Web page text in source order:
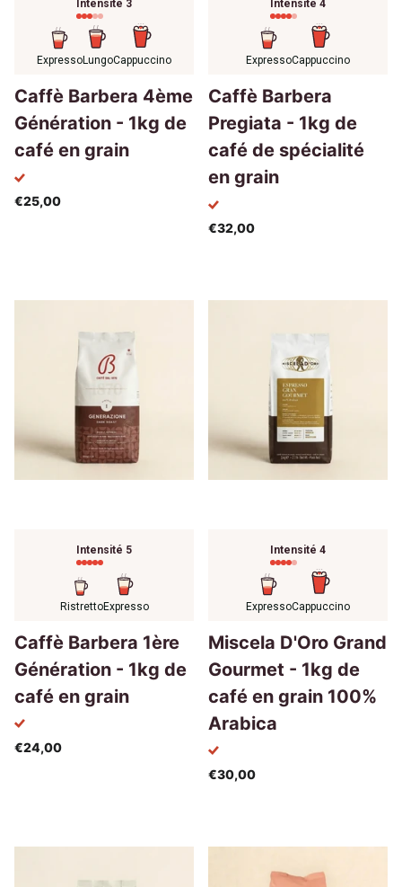
Intensité 3
ExpressoLungoCappuccino
Caffè Barbera 4ème
Génération - 1kg de
café en grain
€25,00
Intensité 4
ExpressoCappuccino
Caffè Barbera
Pregiata - 1kg de
café de spécialité
en grain
€32,00
Intensité 5
Expresso
Ristretto
Caffè Barbera 1ère
Génération - 1kg de
café en grain
€24,00
Intensité 4
ExpressoCappuccino
Miscela D'Oro Grand
Gourmet - 1kg de
café en grain 100%
Arabica
€30,00